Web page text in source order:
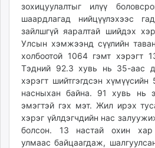
tumen.mn
shuum.mn
times.mn
tvmongolia.mn
mass.mn
unegui.mn
assa.mn
toim.mn
tac.mn
paparazzi.mn
зохицуулалтыг илүү
шаардлагад нийцүүлэхээс
зайлшгүй яаралтай шийдэх
Улсын хэмжээнд сүүлийн
холбоотой 1064 гэмт хэрэгт
Тэдний 92.3 хувь нь 35-аас
хэрэгт шийтгэгдсэн
насныхан байна. 91 хувь нь
эмэгтэй гэх мэт. Жил ирэх
хэрэг үйлдэгчдийн нас
болсон. 13 настай охин хар
улмаас байцаагдаж,